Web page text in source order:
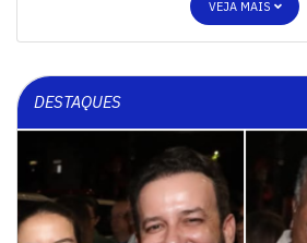
VEJA MAIS
DESTAQUES